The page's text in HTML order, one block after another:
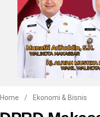
Home / Ekonomi & Bisnis